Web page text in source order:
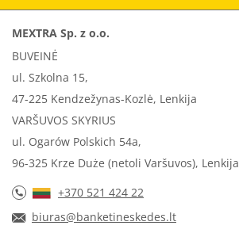
MEXTRA Sp. z o.o.
BUVEINĖ
ul. Szkolna 15,
47-225 Kendzežynas-Kozlė, Lenkija
VARŠUVOS SKYRIUS
ul. Ogarów Polskich 54a,
96-325 Krze Duże (netoli Varšuvos), Lenkija
+370 521 424 22
biuras@banketineskedes.lt